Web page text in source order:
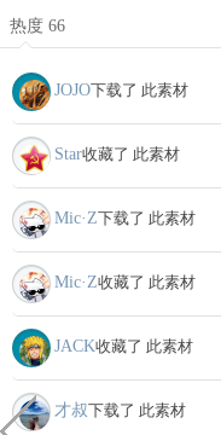
热度 66
JOJO下载了 此素材
Star收藏了 此素材
Mic·Z下载了 此素材
Mic·Z收藏了 此素材
JACK收藏了 此素材
才叔下载了 此素材